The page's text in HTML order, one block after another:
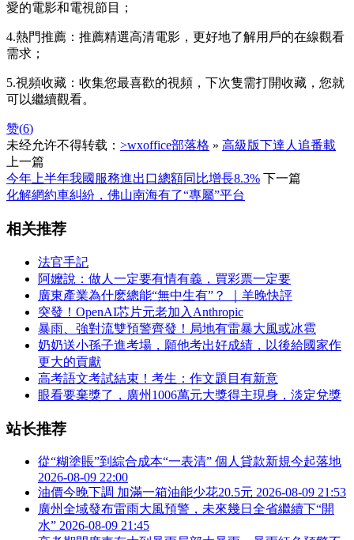
愛的電影和電視節目；
4.熱門推薦：推薦精選高清電影，更好地了解用戶的在線觀看
需求；
5.視頻收藏：收集您最喜歡的視頻，下次隻需打開收藏，您就
可以繼續觀看。
赞(6)
未经允许不得转载： >wxoffice部落格 » 高級版下達人追番載
上一篇
今年上半年我國服務進出口總額同比增長8.3% 下一篇
化解網約車糾紛，佛山南海有了“專屬”平台
相关推荐
法官手記
阿嬤說：做人一定要有情有義，買彩票一定要
廣東產業為什麽總能“無中生有”？ ｜羊晚快評
突發！OpenAI芯片元老加入Anthropic
暴雨、強對流雙預警齊發！局地有雷暴大風或冰雹
奶奶送小孫子進考場，願他考出好成績，以後給國家作
更大的貢獻
高考語文考試結束！考生：作文題目有新意
眼看要棄獎了，廣州1006萬元大獎得主現身，淡定兌獎
站长推荐
從“糊塗賬”到綜合成本“一表清” 個人貸款新規今起落地
2026-08-09 22:00
油價今晚下調 加滿一箱油能少花20.5元 2026-08-09 21:53
廣州全域發布雷雨大風預警，未來幾日全省繼續下“開
水” 2026-08-09 21:45